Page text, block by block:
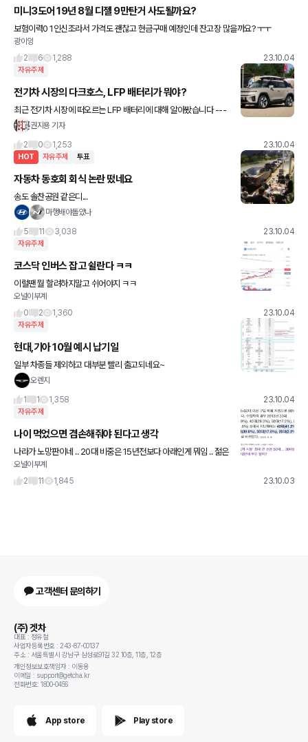
미니3도어 19년 8월 디젤 9만탄거 사도될까요?
보험이력0 1인신조라서 가격도 괜찮고 현금구매 예정인데 잔고장 많을까요? ㅜㅜ
광이잉
2
6 1,288 23.10.04
자유주제
전기차 시장의 다크호스, LFP 배터리가 뭐야?
최근 전기차 시장에 떠오르는 LFP 배터리에 대해 알아봤습니다 ---
--------- 최근 출시한 KG모빌리티 토레스 EVX에 중국 BYD의 LF
권지용 기자
2
0 1,253 23.10.04
HOT 자유주제 투표
자동차 동호회 회식 논란 떴네요
송도 솔찬공원 같은디...
마행배야돌았나
5
11 3,038 23.10.04
자유주제
코스닥 인버스 잡고 쉴란다 ㅋㅋ
이럴땐 뭘 할려하지말고 쉬어야지 ㅋㅋ
오널이부계
0
2 1,360 23.10.04
자유주제
현대,기아 10월 예시 납기일
일부 차종들 제외하고 대부분 빨리 출고되네요~
오렌지
1
1 1,358 23.10.04
자유주제
나이 먹었으면 겸손해줘야 된다고 생각
나라가 노망판이네 .. 20대 비중은 15년전보다 아래인게 뭐임 .. 젊은
이들에게 위화감 조성 ㄴㄴ
오널이부계
2
11 1,845 23.10.03
고객센터 문의하기
(주) 겟차
대표 : 정유철
사업자등록번호 : 243-87-00137
주소 : 서울특별시 강남구 삼성로91길 32 10층, 11층, 12층
개인정보보호책임자 : 이동용
이메일 : support@getcha.kr
전화번호: 1800-0456
App store Play store